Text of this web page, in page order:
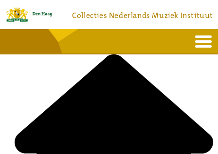
Collecties Nederlands Muziek Instituut
Bronnen en collecties